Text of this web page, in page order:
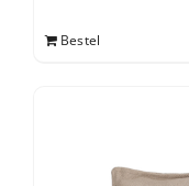
Bestel